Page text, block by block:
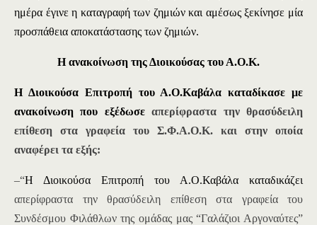
ημέρα έγινε η καταγραφή των ζημιών και αμέσως ξεκίνησε μία
προσπάθεια αποκατάστασης των ζημιών.
Η ανακοίνωση της Διοικούσας του Α.Ο.Κ.
Η Διοικούσα Επιτροπή του Α.Ο.Καβάλα καταδίκασε με
ανακοίνωση που εξέδωσεαπερίφραστα την θρασύδειλη
επίθεση στα γραφεία του Σ.Φ.Α.Ο.Κ. και στην οποία
αναφέρει τα εξής:
–“Η Διοικούσα Επιτροπή του Α.Ο.Καβάλα καταδικάζει
απερίφραστα την θρασύδειλη επίθεση στα γραφεία του
Συνδέσμου Φιλάθλων της ομάδας μας “Γαλάζιοι Αργοναύτες”